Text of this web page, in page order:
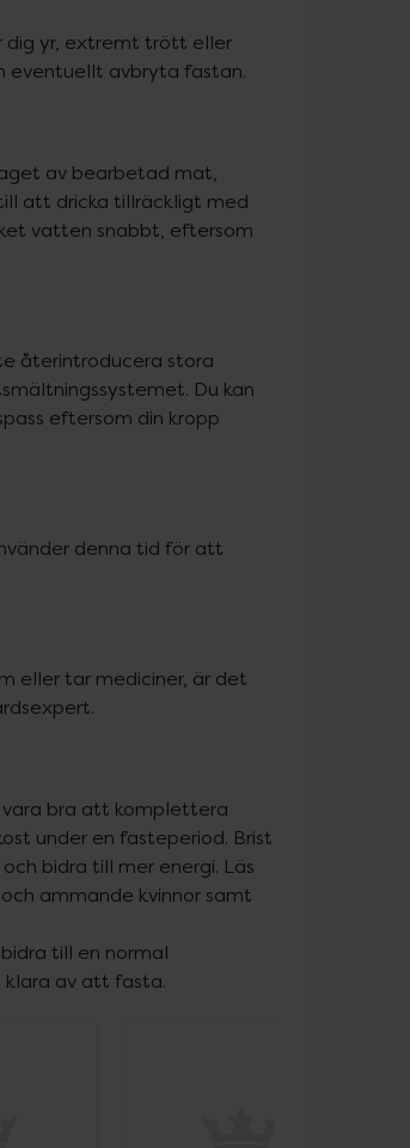
dig yr, extremt trött eller
eventuellt avbryta fastan.
av bearbetad mat,
att dricka tillräckligt med
vatten snabbt, eftersom
återintroducera stora
Du kan
eftersom din kropp
denna tid för att
eller tar mediciner, är det
vara bra att komplettera
under en fasteperiod. Brist
bidra till mer energi. Läs
ammande kvinnor samt
till en normal
av att fasta.